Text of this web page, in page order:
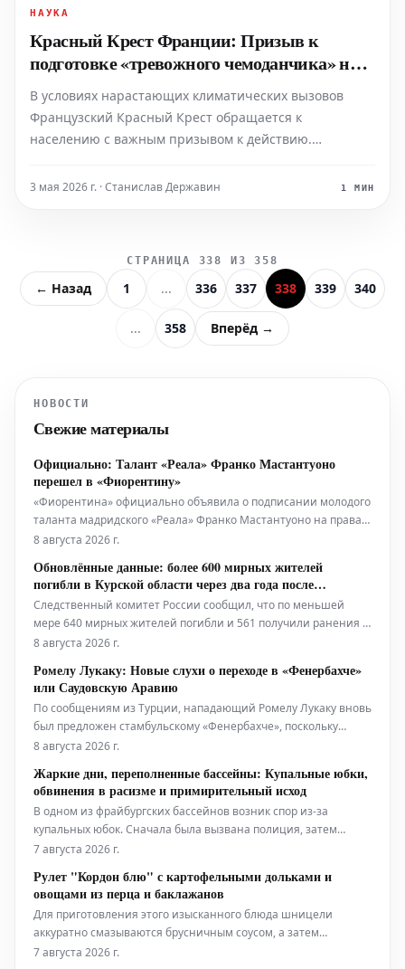
НАУКА
Красный Крест Франции: Призыв к
подготовке «тревожного чемоданчика» на
фоне климатических угроз
В условиях нарастающих климатических вызовов
Французский Красный Крест обращается к
населению с важным призывом к действию.
рекомендует каждому домохозяйству
3 мая 2026 г. · Станислав Державин 1 МИН
СТРАНИЦА 338 ИЗ 358
← Назад 1 ... 336 337 338 339 340
... 358 Вперёд →
НОВОСТИ
Свежие материалы
Официально: Талант «Реала» Франко Мастантуоно
перешел в «Фиорентину»
«Фиорентина» официально объявила о подписании молодого
таланта мадридского «Реала» Франко Мастантуоно на правах
сезонной аренды. 18-летний Мастантуоно присоединяется к
включает опции или обязательства выкупа. Также не будет
автоматического
8 августа 2026 г.
Обновлённые данные: более 600 мирных жителей
погибли в Курской области через два года после
вторжения
Следственный комитет России сообщил, что по меньшей
мере 640 мирных жителей погибли и 561 получили ранения в
ходе оккупации украинскими силами юго-западной Курской
годовщину неожиданного трансграничного вторжения.
Обновлённая цифра от главного
8 августа 2026 г.
Ромелу Лукаку: Новые слухи о переходе в «Фенербахче»
или Саудовскую Аравию
По сообщениям из Турции, нападающий Ромелу Лукаку вновь
был предложен стамбульскому «Фенербахче», поскольку
форвард активно ищет новый клуб на предстоящий сезон
возможность перехода в Саудовскую Аравию также
становится всё более реальным вариант
8 августа 2026 г.
Жаркие дни, переполненные бассейны: Купальные юбки,
обвинения в расизме и примирительный исход
В одном из фрайбургских бассейнов возник спор из-за
купальных юбок. Сначала была вызвана полиция, затем
состоялся диалог. Это лишь один из примеров того, какие
период.
7 августа 2026 г.
Рулет "Кордон блю" с картофельными дольками и
овощами из перца и баклажанов
Для приготовления этого изысканного блюда шницели
аккуратно смазываются брусничным соусом, а затем
начиняются слоями ветчины и сыра. После этого они
7 августа 2026 г.